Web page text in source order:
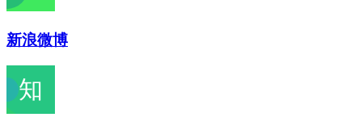
新浪微博